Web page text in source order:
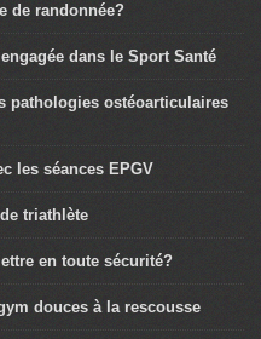
de randonnée?
dans le Sport Santé
pathologies ostéoarticulaires
les séances EPGV
triathlète
en toute sécurité?
douces à la rescousse